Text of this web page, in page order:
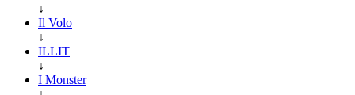
↓
Il Volo
↓
ILLIT
↓
I Monster